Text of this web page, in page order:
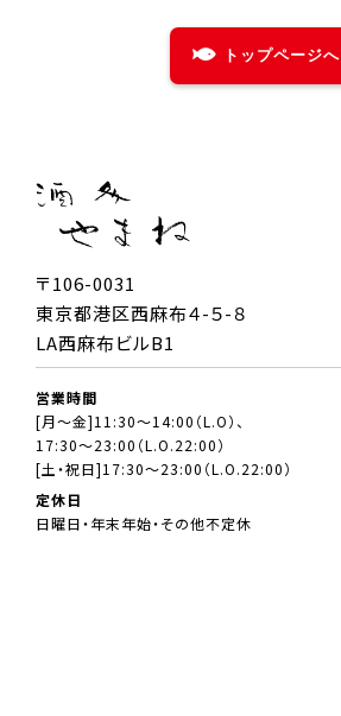
トップページへ
〒106-0031
東京都港区西麻布４-５-８
LA西麻布ビルB1
営業時間
[月～金]11:30～14:00（L.O）、
17:30～23:00（L.O.22:00）
[土・祝日]17:30～23:00（L.O.22:00）
定休日
日曜日・年末年始・その他不定休